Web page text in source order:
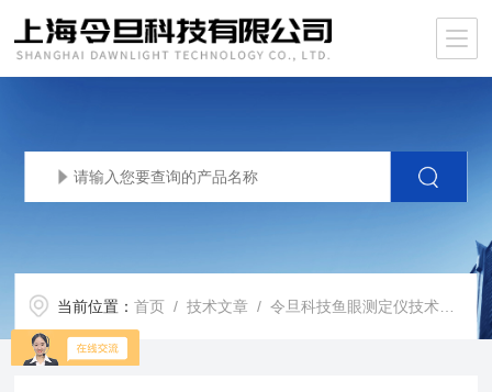
当前位置：首页 /技术文章 / 令旦科技鱼眼测定仪技术特点